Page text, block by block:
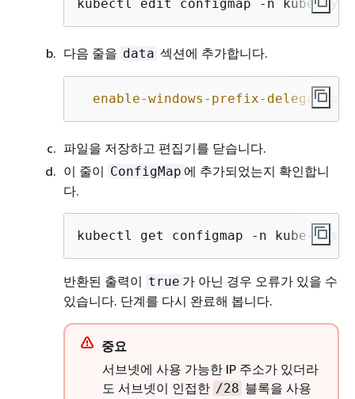
kubectl edit configmap -n kube-
다음 줄을 data 섹션에 추가합니다.
enable-windows-prefix-delegation:
파일을 저장하고 편집기를 닫습니다.
이 줄이 ConfigMap 에 추가되었는지 확인합니
다.
kubectl get configmap -n kube-
반환된 출력이 true 가 아닌 경우 오류가 있을 수
있습니다. 단계를 다시 완료해 봅니다.
중요
서브넷에 사용 가능한 IP 주소가 있더라
도 서브넷이 인접한 /28 블록을 사용